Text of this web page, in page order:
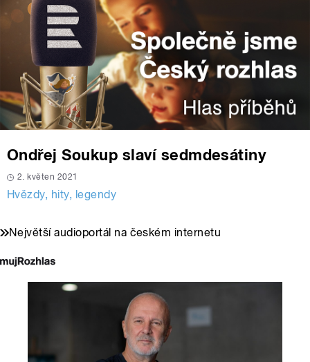
Ondřej Soukup slaví sedmdesátiny
2. květen 2021
Hvězdy, hity, legendy
Největší audioportál na českém internetu